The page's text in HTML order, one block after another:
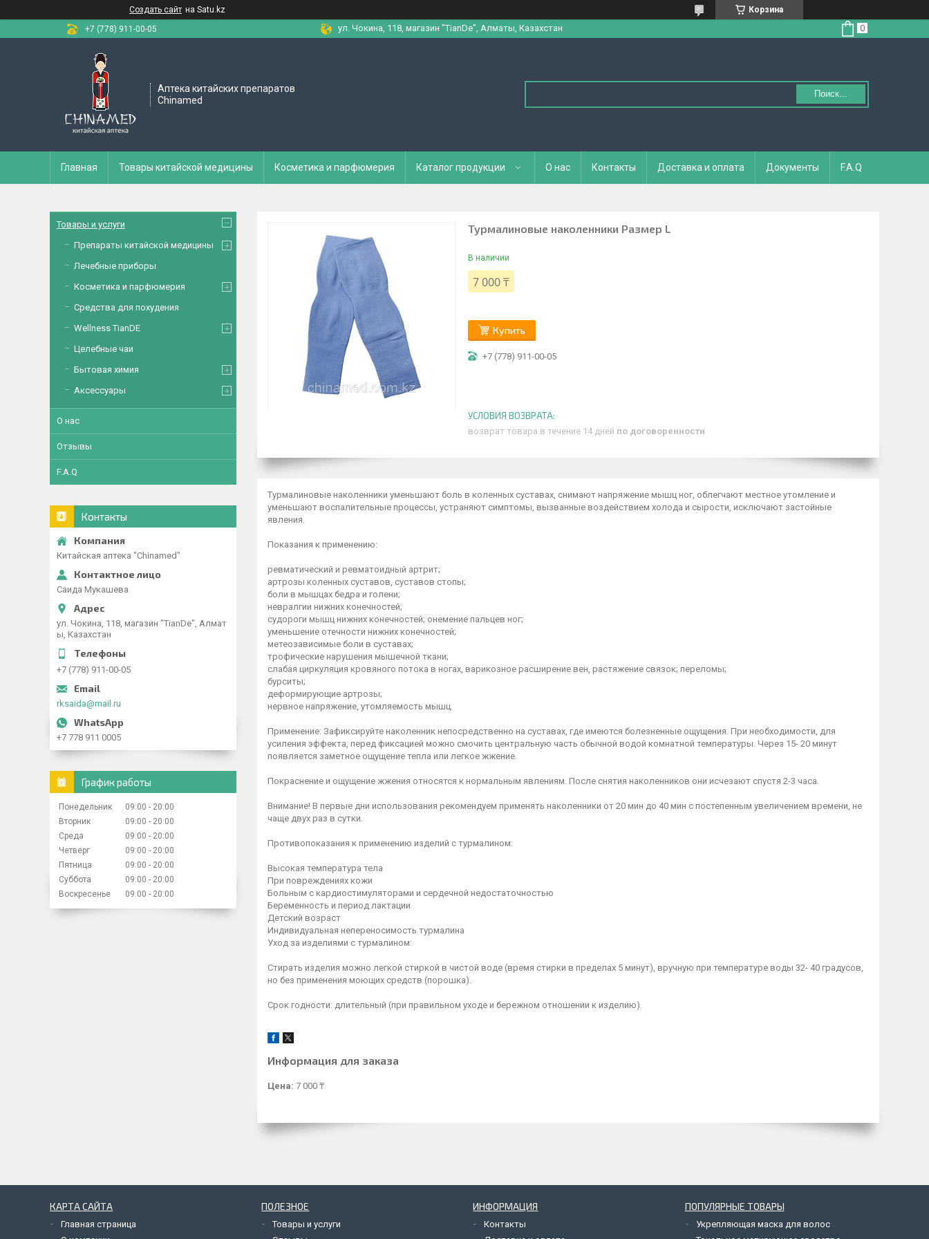
Создать сайт на Satu.kz
Корзина
+7 (778) 911-00-05
ул. Чокина, 118, магазин "TianDe", Алматы, Казахстан
Аптека китайских препаратов
Chinamed
Поиск...
Главная Товары китайской медицины Косметика и парфюмерия Каталог продукции О нас Контакты Доставка и оплата Документы F.A.Q
Турмалиновые наколенники Размер L
В наличии
7 000 ₸
Купить
+7 (778) 911-00-05
возврат товара в течение 14 дней по договоренности
Турмалиновые наколенники уменьшают боль в коленных суставах, снимают напряжение мышц ног, облегчают местное утомление и
уменьшают воспалительные процессы, устраняют симптомы, вызванные воздействием холода и сырости, исключают застойные
явления.
Показания к применению:
ревматический и ревматоидный артрит;
артрозы коленных суставов, суставов стопы;
боли в мышцах бедра и голени;
невралгии нижних конечностей;
судороги мышц нижних конечностей; онемение пальцев ног;
уменьшение отечности нижних конечностей;
метеозависимые боли в суставах;
трофические нарушения мышечной ткани;
слабая циркуляция кровяного потока в ногах, варикозное расширение вен, растяжение связок; переломы;
бурситы;
деформирующие артрозы;
нервное напряжение, утомляемость мышц.
Применение: Зафиксируйте наколенник непосредственно на суставах, где имеются болезненные ощущения. При необходимости, для
усиления эффекта, перед фиксацией можно смочить центральную часть обычной водой комнатной температуры. Через 15- 20 минут
появляется заметное ощущение тепла или легкое жжение.
Покраснение и ощущение жжения относятся к нормальным явлениям. После снятия наколенников они исчезают спустя 2-3 часа.
Внимание! В первые дни использования рекомендуем применять наколенники от 20 мин до 40 мин с постепенным увеличением времени, не
чаще двух раз в сутки.
Противопоказания к применению изделий с турмалином:
Высокая температура тела
При повреждениях кожи
Больным с кардиостимуляторами и сердечной недостаточностью
Беременность и период лактации
Детский возраст
Индивидуальная непереносимость турмалина
Уход за изделиями с турмалином:
Стирать изделия можно легкой стиркой в чистой воде (время стирки в пределах 5 минут), вручную при температуре воды 32- 40 градусов,
но без применения моющих средств (порошка).
Срок годности: длительный (при правильном уходе и бережном отношении к изделию).
Информация для заказа
Цена: 7 000 ₸
Товары и услуги
Препараты китайской медицины
Лечебные приборы
Косметика и парфюмерия
Средства для похудения
Wellness TianDE
Целебные чаи
Бытовая химия
Аксессуары
О нас
Отзывы
F.A.Q
Контакты
Китайская аптека "Chinamed"
Саида Мукашева
ул. Чокина, 118, магазин "TianDe", Алмат
ы, Казахстан
+7 (778) 911-00-05
rksaida@mail.ru
+7 778 911 0005
График работы
Понедельник 09:00
20:00
Вторник
09:00
20:00
Среда
09:00
20:00
Четверг
09:00
20:00
Пятница
09:00
20:00
Суббота
09:00
20:00
Воскресенье
09:00 20:00
КАРТА САЙТА
Главная страница
ПОЛЕЗНОЕ
Товары и услуги
ИНФОРМАЦИЯ
Контакты
ПОПУЛЯРНЫЕ ТОВАРЫ
Укрепляющая маска для волос